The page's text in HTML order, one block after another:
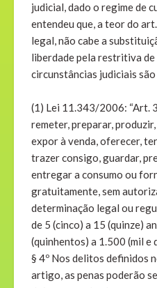
judicial, dado o regime de
entendeu que, a teor do
legal, não cabe a
liberdade pela restritiva
circunstâncias judiciais
(1) Lei 11.343/2006: “Art.
remeter, preparar,
expor à venda, oferecer,
trazer consigo, guardar,
entregar a consumo ou
gratuitamente, sem
determinação legal ou
de 5 (cinco) a 15 (quinze)
(quinhentos) a 1.500 (mil e
§ 4º Nos delitos definidos
artigo, as penas poderão